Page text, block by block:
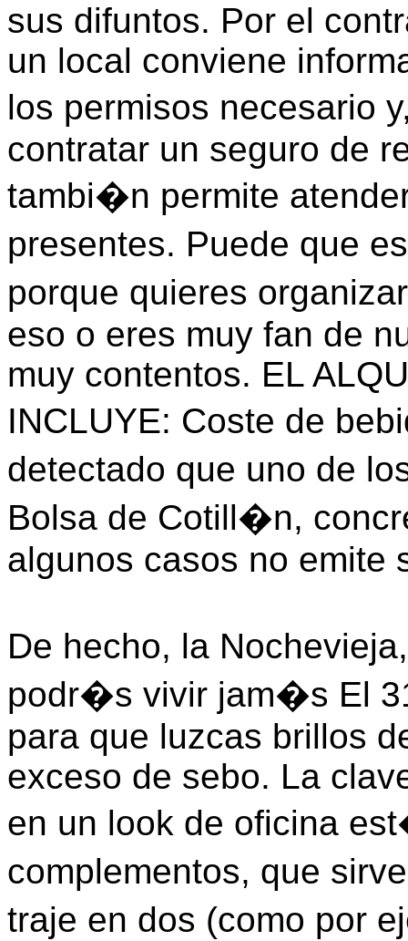
sus difuntos. Por el
un local conviene
los permisos necesario
contratar un seguro de
tambi�n permite
presentes. Puede que
porque quieres
eso o eres muy fan de
muy contentos. EL
INCLUYE: Coste de
detectado que uno de
Bolsa de Cotill�n,
algunos casos no emite
De hecho, la
podr�s vivir jam�s El
para que luzcas brillos
exceso de sebo. La
en un look de oficina
complementos, que
traje en dos (como por